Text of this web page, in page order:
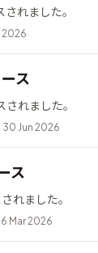
れました。
2026
ス
れました。
30 Jun 2026
ス
れました。
Mar 2026